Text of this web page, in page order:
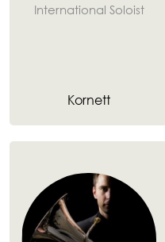
International Soloist
Kornett